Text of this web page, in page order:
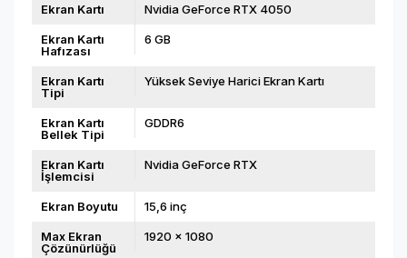
Ekran Kartı Nvidia GeForce RTX 4050
Ekran Kartı
Hafızası
6 GB
Ekran Kartı
Tipi
Yüksek Seviye Harici Ekran Kartı
Ekran Kartı
Bellek Tipi
GDDR6
Ekran Kartı
İşlemcisi
Nvidia GeForce RTX
Ekran Boyutu 15,6 inç
Max Ekran
Çözünürlüğü
1920 x 1080